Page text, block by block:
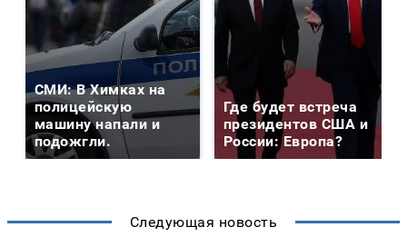
СМИ: В Химках на
полицейскую
машину напали и
подожгли.
Где будет встреча
президентов США и
России: Европа?
Следующая новость